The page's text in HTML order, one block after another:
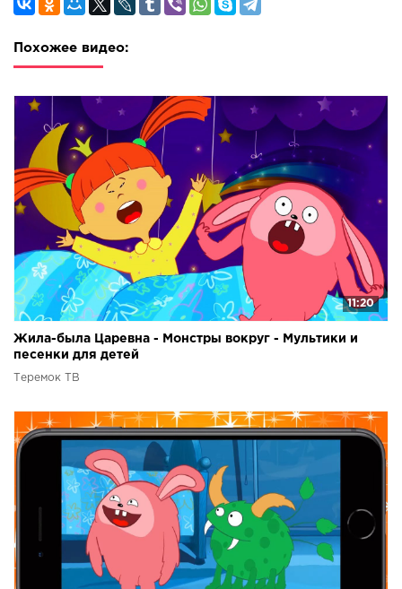
Похожее видео:
11:20
Жила-была Царевна - Монстры вокруг - Мультики и
песенки для детей
Теремок ТВ